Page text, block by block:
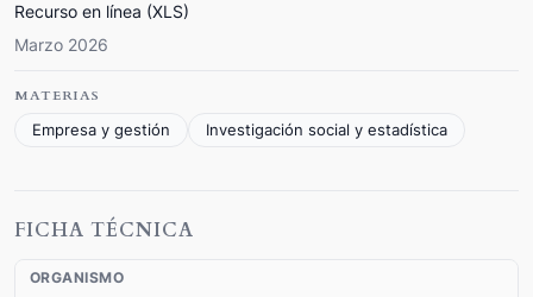
Recurso en línea (XLS)
Marzo 2026
MATERIAS
Empresa y gestión
Investigación social y estadística
FICHA TÉCNICA
ORGANISMO